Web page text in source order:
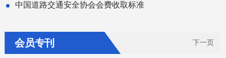
中国道路交通安全协会会费收取标准
会员专刊 下一页